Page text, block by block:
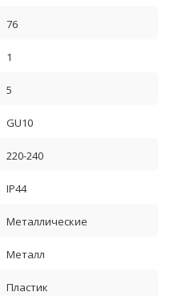
76
1
5
GU10
220-240
IP44
Металлические
Металл
Пластик